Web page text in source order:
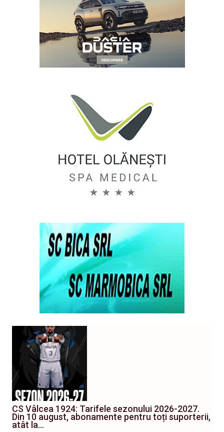
CS Vâlcea 1924: Tarifele sezonului 2026-2027.
Din 10 august, abonamente pentru toți suporterii,
atât la…